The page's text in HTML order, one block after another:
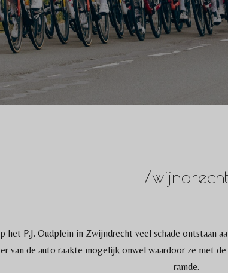
Zwijndrecht
P.J. Oudplein in Zwijndrecht veel schade ontstaan
van de auto raakte mogelijk onwel waardoor ze met
ramde.